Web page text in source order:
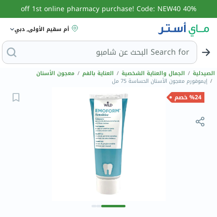
40% off 1st online pharmacy purchase! Code: NEW40
أم سقيم الأولى, دبي
Search for ا
الصيدلية / الجمال والعناية الشخصية / العناية بالفم / معجون الأسنان
/ إيموفورم معجون الأسنان الحساسة 75 مل
%24 خصم